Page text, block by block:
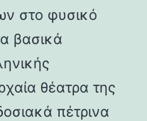
στο φυσικό
βασικά
θέατρα της
πέτρινα